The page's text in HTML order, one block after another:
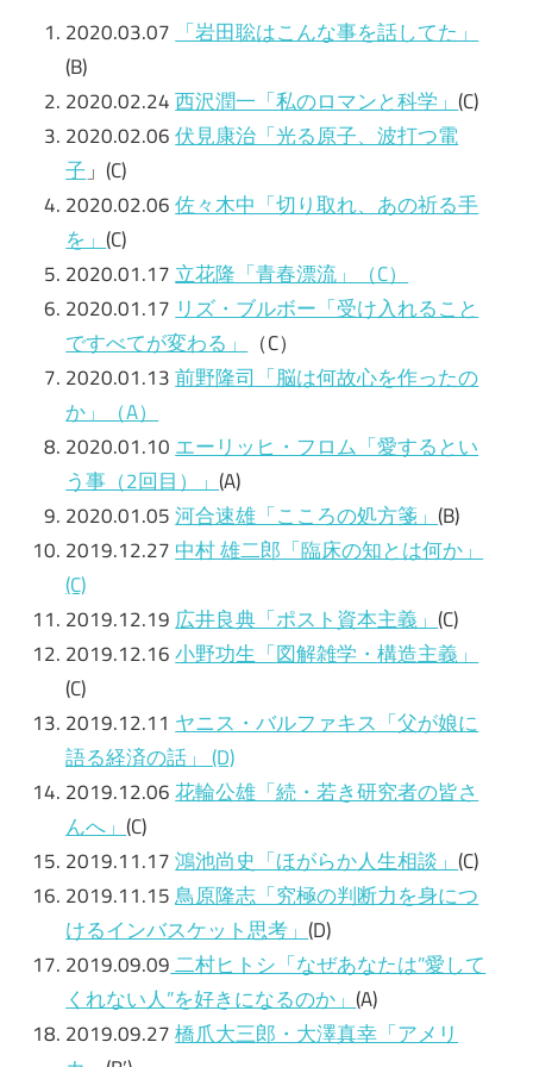
2020.03.07 「岩田聡はこんな事を話してた」
(B)
2020.02.24西沢潤一「私のロマンと科学」(C)
2020.02.06伏見康治「光る原子、波打つ電
子 」(C)
2020.02.06佐々木中「切り取れ、あの祈る手
を」(C)
2020.01.17立花隆「青春漂流」（C）
2020.01.17 リズ・ブルボー「受け入れること
ですべてが変わる」
（C）
2020.01.13前野隆司「脳は何故心を作ったの
か」（A）
2020.01.10 エーリッヒ・フロム「愛するとい
う事（2回目）」(A)
2020.01.05河合速雄「こころの処方箋」(B)
2019.12.27 中村 雄二郎「臨床の知とは何か」
(C)
2019.12.19 広井良典「ポスト資本主義」(C)
2019.12.16小野功生「図解雑学・構造主義」
(C)
2019.12.11 ヤニス・バルファキス「父が娘に
語る経済の話」 (D)
2019.12.06花輪公雄「続・若き研究者の皆さ
んへ」(C)
2019.11.17鴻池尚史「ほがらか人生相談」(C)
2019.11.15鳥原隆志「究極の判断力を身につ
けるインバスケット思考」(D)
2019.09.09二村ヒトシ「なぜあなたは”愛して
くれない人”を好きになるのか」(A)
2019.09.27橋爪大三郎・大澤真幸「アメリ